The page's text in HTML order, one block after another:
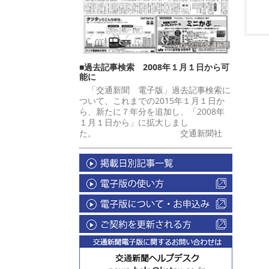
■過去記事検索 2008年１月１日から可
能に
「交通新聞 電子版」過去記事検索に
ついて、これまでの2015年１月１日か
ら、新たに７年分を追加し、「2008年
１月１日から」に拡大しまし
た。 交通新聞社